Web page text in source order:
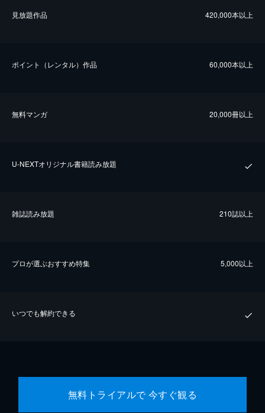
⾒放題作品 420,000本以上
ポイント（レンタル）作品 60,000本以上
無料マンガ 20,000冊以上
U-NEXTオリジナル書籍読み放題
雑誌読み放題 210誌以上
プロが選ぶおすすめ特集 5,000以上
いつでも解約できる
無料トライアルで 今すぐ観る